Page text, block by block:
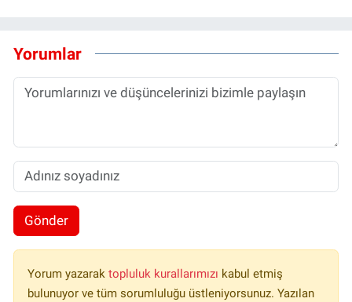
Yorumlar
Gönder
Yorum yazarak topluluk kurallarımızı kabul etmiş
bulunuyor ve tüm sorumluluğu üstleniyorsunuz. Yazılan